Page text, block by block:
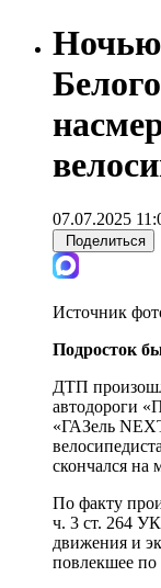
07.07.2025
Поделиться
Источник
Подросток
ДТП
автодороги
«ГАЗель
скончался на
По факту
ч. 3 ст. 264
движения и
повлекшее по